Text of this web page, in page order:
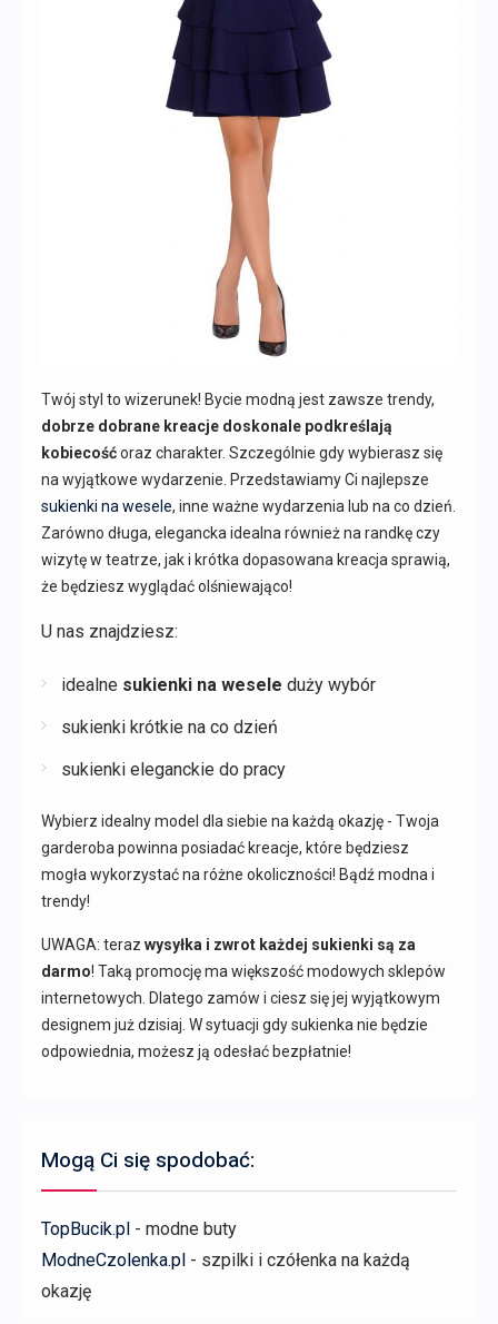
Twój styl to wizerunek! Bycie modną jest zawsze trendy,
dobrze dobrane kreacje doskonale podkreślają
kobiecośćoraz charakter. Szczególnie gdy wybierasz się
na wyjątkowe wydarzenie. Przedstawiamy Ci najlepsze
sukienki na wesele, inne ważne wydarzenia lub na co dzień.
Zarówno długa, elegancka idealna również na randkę czy
wizytę w teatrze, jak i krótka dopasowana kreacja sprawią,
że będziesz wyglądać olśniewająco!
U nas znajdziesz:
idealne sukienki na wesele duży wybór
sukienki krótkie na co dzień
sukienki eleganckie do pracy
Wybierz idealny model dla siebie na każdą okazję - Twoja
garderoba powinna posiadać kreacje, które będziesz
mogła wykorzystać na różne okoliczności! Bądź modna i
trendy!
UWAGA: teraz wysyłka i zwrot każdej sukienki są za
darmo! Taką promocję ma większość modowych sklepów
internetowych. Dlatego zamów i ciesz się jej wyjątkowym
designem już dzisiaj. W sytuacji gdy sukienka nie będzie
odpowiednia, możesz ją odesłać bezpłatnie!
Mogą Ci się spodobać:
TopBucik.pl - modne buty
ModneCzolenka.pl - szpilki i czółenka na każdą
okazję